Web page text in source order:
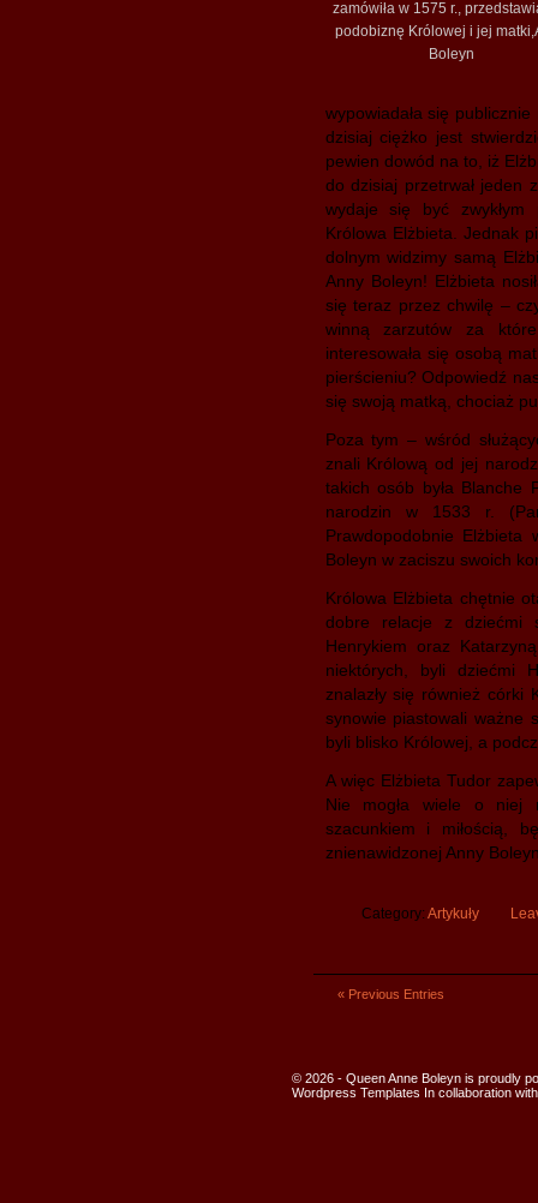
zamówiła w 1575 r.,
podobiznę Królowej i jej
Boleyn
wypowiadała się
dzisiaj ciężko jest
pewien dowód na to, iż
do dzisiaj przetrwał jeden
wydaje się być zwykłym
Królowa Elżbieta. Jednak
dolnym widzimy samą
Anny Boleyn! Elżbieta
się teraz przez chwilę –
winną zarzutów za
interesowała się osobą
pierścieniu? Odpowiedź
się swoją matką, chociaż
Poza tym – wśród
znali Królową od jej
takich osób była Blanche
narodzin w 1533 r.
Prawdopodobnie Elżbieta
Boleyn w zaciszu swoich
Królowa Elżbieta chętnie
dobre relacje z dziećmi
Henrykiem oraz
niektórych, byli dziećmi
znalazły się również córki
synowie piastowali ważne
byli blisko Królowej, a
A więc Elżbieta Tudor
Nie mogła wiele o niej
szacunkiem i miłością,
znienawidzonej Anny
Category: Artykuły
« Previous Entries
© 2026 - Queen Anne Boleyn is proudly
Wordpress Templates In collaboration